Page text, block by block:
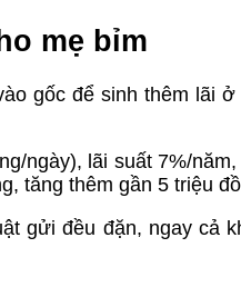
mẹ bỉm
gốc để sinh thêm lãi
ngày), lãi suất 7%/
tăng thêm gần 5 triệu
gửi đều đặn, ngay cả